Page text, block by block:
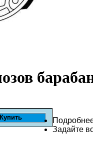
Задайте